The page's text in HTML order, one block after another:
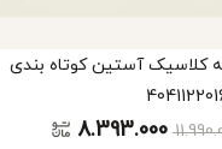
کلاسیک آستین کوتاه بندی
8.393.000